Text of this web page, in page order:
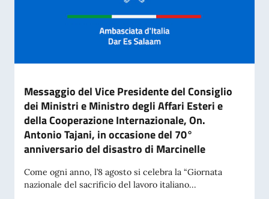
Messaggio del Vice Presidente del Consiglio
dei Ministri e Ministro degli Affari Esteri e
della Cooperazione Internazionale, On.
Antonio Tajani, in occasione del 70°
anniversario del disastro di Marcinelle
Come ogni anno, l’8 agosto si celebra la “Giornata
nazionale del sacrificio del lavoro italiano...